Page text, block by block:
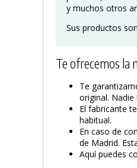
y muchos otros
Sus productos
Te ofrecemos la
Te
original.
El fabricante
habitual.
En caso de
de Madrid.
Aquí puedes